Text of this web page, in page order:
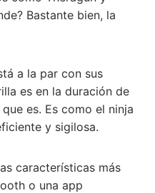
Bastante bien, la
a la par con sus
es en la duración de
es. Es como el ninja
y sigilosa.
características más
o una app